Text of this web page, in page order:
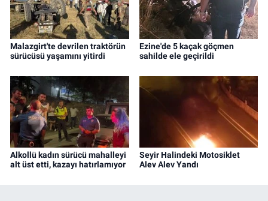
Malazgirt'te devrilen traktörün
sürücüsü yaşamını yitirdi
Ezine'de 5 kaçak göçmen
sahilde ele geçirildi
Alkollü kadın sürücü mahalleyi
alt üst etti, kazayı hatırlamıyor
Seyir Halindeki Motosiklet
Alev Alev Yandı